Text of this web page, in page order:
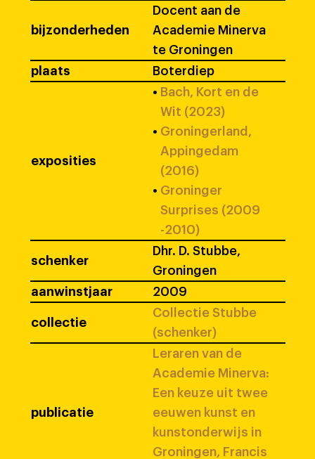
bijzonderheden
Docent aan de
Academie Minerva
te Groningen
plaats
Boterdiep
exposities
• Bach, Kort en de
Wit (2023)
• Groningerland,
Appingedam
(2016)
• Groninger
Surprises (2009
-2010)
schenker
Dhr. D. Stubbe,
Groningen
aanwinstjaar
2009
collectie
Collectie Stubbe
(schenker)
publicatie
Leraren van de
Academie Minerva:
Een keuze uit twee
eeuwen kunst en
kunstonderwijs in
Groningen, Francis